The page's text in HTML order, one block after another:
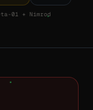
01 + Nimrod